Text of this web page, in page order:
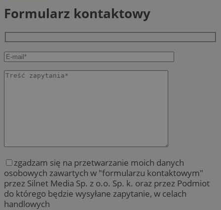
Formularz kontaktowy
zgadzam się na przetwarzanie moich danych
osobowych zawartych w "formularzu kontaktowym"
przez Silnet Media Sp. z o.o. Sp. k. oraz przez Podmiot
do którego będzie wysyłane zapytanie, w celach
handlowych